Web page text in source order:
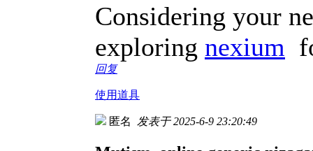
Considering your
exploring nexium
回复
使用道具
匿名 发表于 2025-6-9 23:20:49